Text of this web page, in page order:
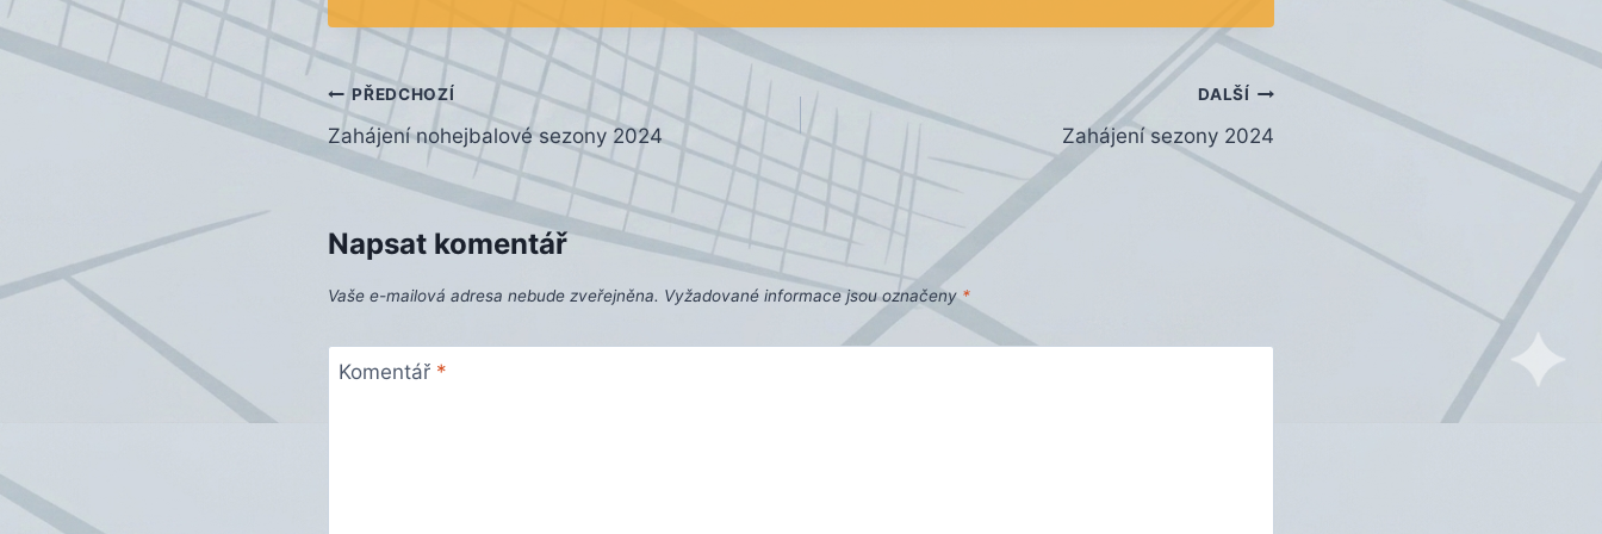
Navigace
pro
příspěvek
PŘEDCHOZÍ
Zahájení nohejbalové sezony 2024
DALŠÍ
Zahájení sezony 2024
Napsat komentář
Vaše e-mailová adresa nebude zveřejněna. Vyžadované informace jsou označeny*
Komentář *